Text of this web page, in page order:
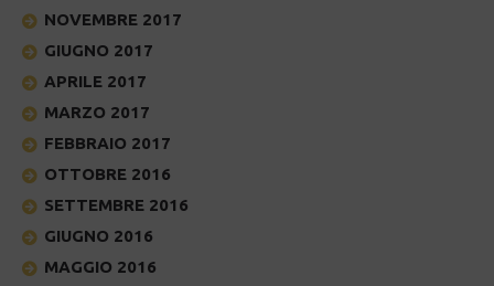
NOVEMBRE 2017
GIUGNO 2017
APRILE 2017
MARZO 2017
FEBBRAIO 2017
OTTOBRE 2016
SETTEMBRE 2016
GIUGNO 2016
MAGGIO 2016